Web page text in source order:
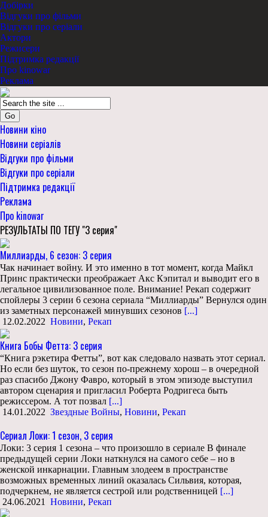
Добірки
Відгуки про фільми
Відгуки про серіали
Актори
Режисери
Підтримка редакції
Про kinowar
Реклама
Go
Новини кіно
Новини серіалів
Відгуки про фільми
Відгуки про серіали
Підтримка редакції
Реклама
Про kinowar
РЕЗУЛЬТАТЫ ПО ТЕГУ "3 серия"
Миллиарды, 6 сезон: 3 серия
Чак начинает войну. И это именно в тот момент, когда Майкл
Принс практически преображает Акс Кэпитал и выводит его в
легальное цивилизованное поле. Внимание! Рекап содержит
спойлеры 3 серии 6 сезона сериала “Миллиарды” Вернулся один
из заметных персонажей минувших сезонов [...]
12.02.2022 Новини, Рекап
Книга Бобы Фетта: 3 серия
“Книга рэкетира Фетты”, вот как следовало назвать этот сериал.
Но если без шуток, то сезон по-прежнему хорош – в очередной
раз спасибо Джону Фавро, который в этом эпизоде выступил
автором сценария и пригласил Роберта Родригеса быть
режиссером. А тот позвал [...]
14.01.2022 Звездные Войны, Новини, Рекап
Сериал Локи: 1 сезон, 3 серия
Локи: 3 серия 1 сезона – что произошло в сериале В финале
предыдущей серии Локи наткнулся на самого себе – но в
женской инкарнации. Главным злодеем в пространстве
возможных временных линий оказалась Сильвия, которая,
подчеркнем, не является сестрой или родственницей [...]
24.06.2021
Новини, Рекап